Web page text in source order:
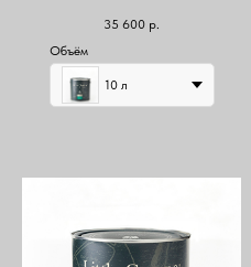
35 600 р.
Объём
10 л